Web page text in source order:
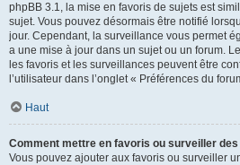
phpBB 3.1, la mise en favoris de sujets est
sujet. Vous pouvez désormais être notifié
jour. Cependant, la surveillance vous permet
a une mise à jour dans un sujet ou un forum.
les favoris et les surveillances peuvent être
l’utilisateur dans l’onglet « Préférences du
Haut
Comment mettre en favoris ou surveiller
Vous pouvez ajouter aux favoris ou surveiller